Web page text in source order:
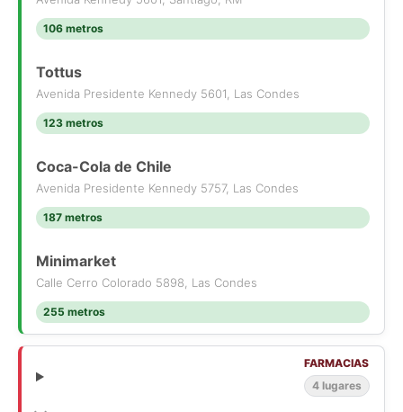
106 metros
Tottus
Avenida Presidente Kennedy 5601, Las Condes
123 metros
Coca-Cola de Chile
Avenida Presidente Kennedy 5757, Las Condes
187 metros
Minimarket
Calle Cerro Colorado 5898, Las Condes
255 metros
FARMACIAS
4 lugares